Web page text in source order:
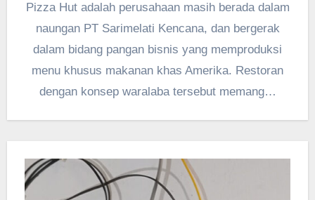
Pizza Hut adalah perusahaan masih berada dalam
naungan PT Sarimelati Kencana, dan bergerak
dalam bidang pangan bisnis yang memproduksi
menu khusus makanan khas Amerika. Restoran
dengan konsep waralaba tersebut memang…